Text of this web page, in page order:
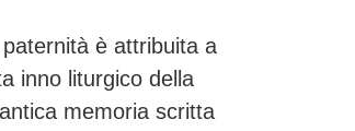
è attribuita a
inno liturgico della
memoria scritta